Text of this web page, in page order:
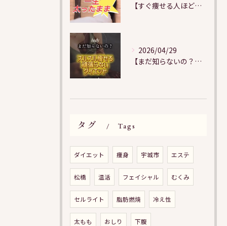
【すぐ痩せる人ほど痩せない？！】
2026/04/29
【まだ知らないの？！頑張らないダイエット】
タグ Tags
ダイエット 痩身 宇城市 エステ
松橋 温活 フェイシャル むくみ
セルライト 脂肪燃焼 冷え性
太もも おしり 下腹